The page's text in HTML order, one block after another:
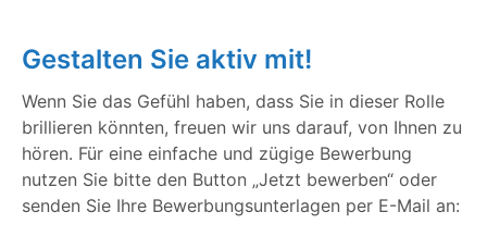
Gestalten Sie aktiv mit!
Wenn Sie das Gefühl haben, dass Sie in dieser Rolle
brillieren könnten, freuen wir uns darauf, von Ihnen zu
hören. Für eine einfache und zügige Bewerbung
nutzen Sie bitte den Button „Jetzt bewerben“ oder
senden Sie Ihre Bewerbungsunterlagen per E-Mail an: